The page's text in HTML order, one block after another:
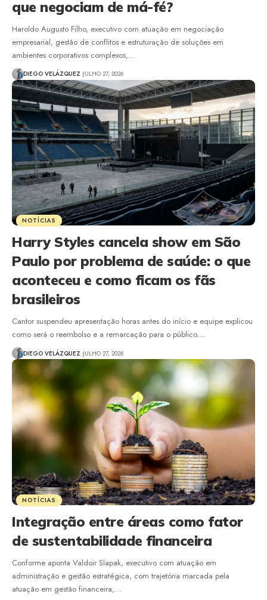
que negociam de má-fé?
Haroldo Augusto Filho, executivo com atuação em negociação
empresarial, gestão de conflitos e estruturação de soluções em
ambientes corporativos complexos,…
DIEGO VELÁZQUEZ JULHO 27, 2026
NOTÍCIAS
Harry Styles cancela show em São
Paulo por problema de saúde: o que
aconteceu e como ficam os fãs
brasileiros
Cantor suspendeu apresentação horas antes do início e equipe explicou
como será o reembolso e a remarcação para o público.…
DIEGO VELÁZQUEZ JULHO 27, 2026
NOTÍCIAS
Integração entre áreas como fator
de sustentabilidade financeira
Conforme aponta Valdoir Slapak, executivo com atuação em
administração e gestão estratégica, com trajetória marcada pela
atuação em gestão financeira,…